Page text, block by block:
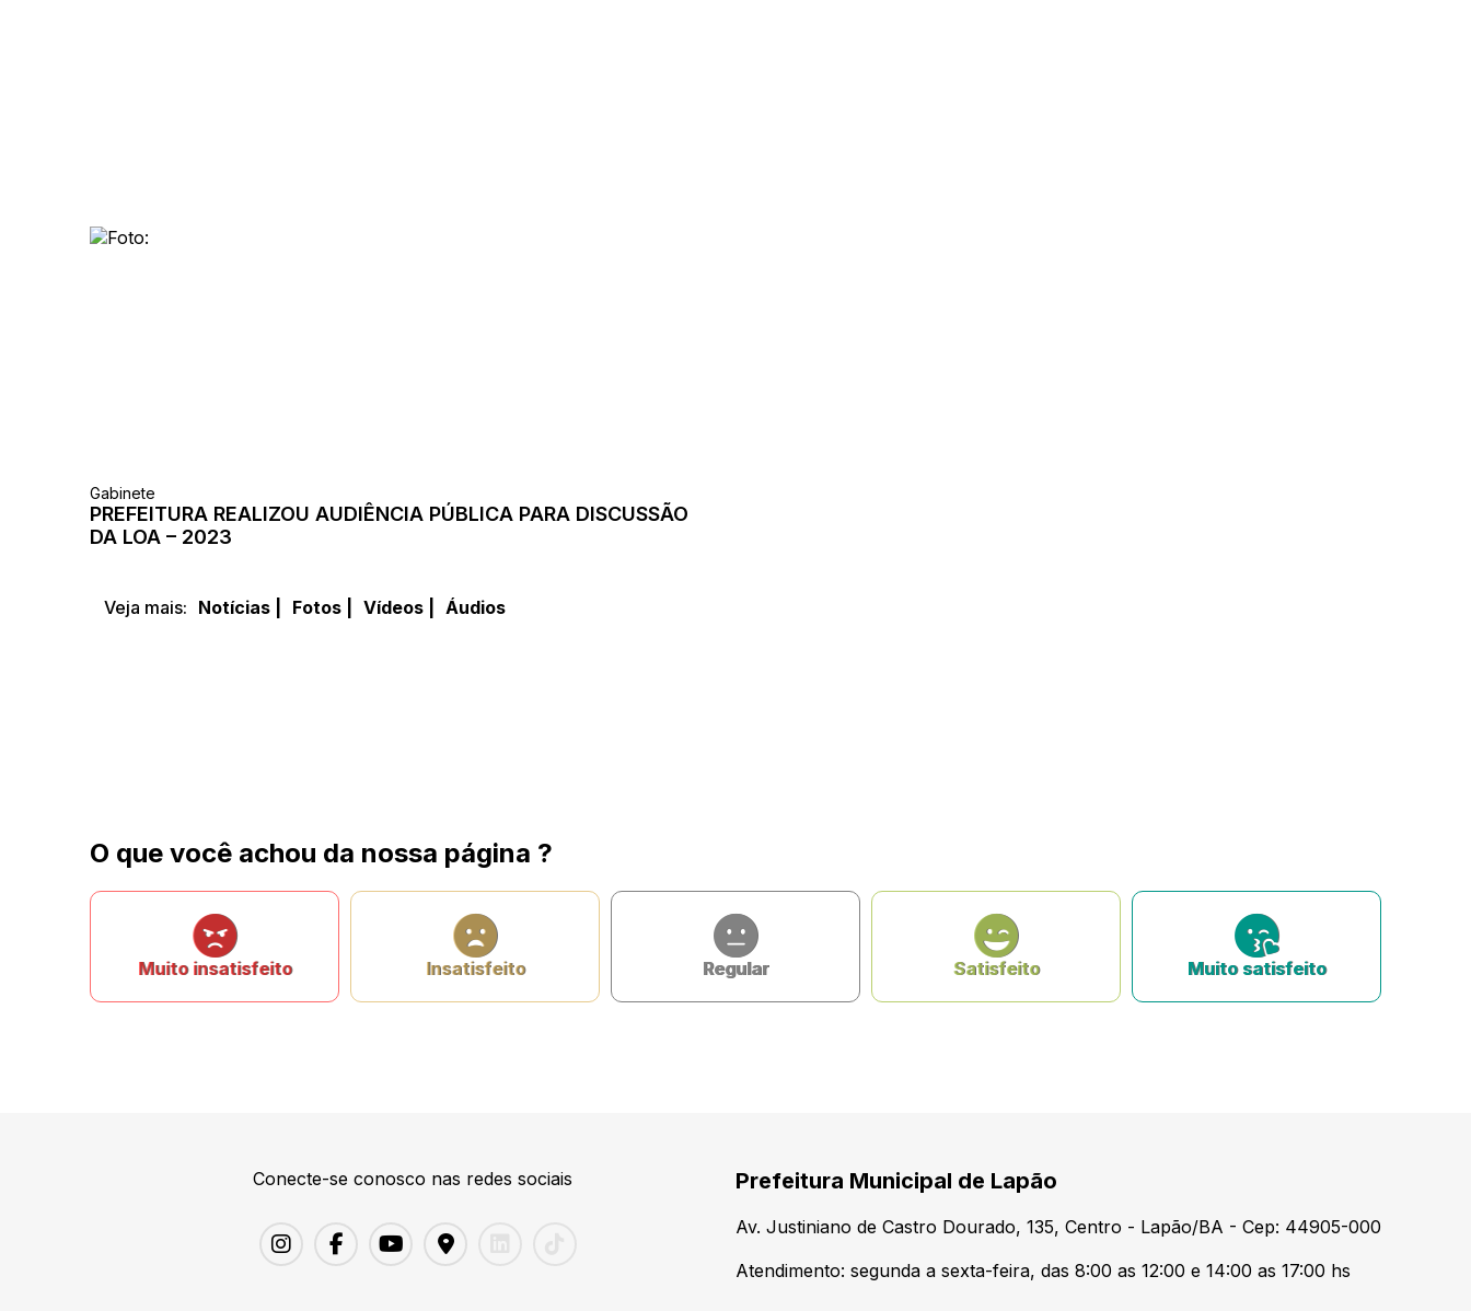
Gabinete
PREFEITURA REALIZOU AUDIÊNCIA PÚBLICA PARA DISCUSSÃO
DA LOA – 2023
Veja mais: Notícias | Fotos | Vídeos | Áudios
O que você achou da nossa página ?
Muito insatisfeito Insatisfeito Regular Satisfeito Muito satisfeito
Conecte-se conosco nas redes sociais Prefeitura Municipal de Lapão
Av. Justiniano de Castro Dourado, 135, Centro - Lapão/BA - Cep: 44905-000
Atendimento: segunda a sexta-feira, das 8:00 as 12:00 e 14:00 as 17:00 hs